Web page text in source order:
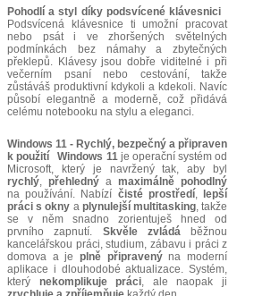
Pohodlí a styl díky podsvícené klávesnici
Podsvícená klávesnice ti umožní pracovat
nebo psát i ve zhoršených světelných
podmínkách bez námahy a zbytečných
překlepů. Klávesy jsou dobře viditelné i při
večerním psaní nebo cestování, takže
zůstáváš produktivní kdykoli a kdekoli. Navíc
působí elegantně a moderně, což přidává
celému notebooku na stylu a eleganci.
Windows 11 - Rychlý, bezpečný a připraven
k použití
Windows 11je operační systém od
Microsoft, který je navržený tak, aby byl
rychlý, přehledný a maximálně pohodlný
na používání. Nabízí čisté prostředí,
lepší
práci s okny a plynulejší multitasking, takže
se v něm snadno zorientuješ hned od
prvního zapnutí. Skvěle zvládáběžnou
kancelářskou práci, studium, zábavu i práci z
domova a je plně připravenýna moderní
aplikace i dlouhodobé aktualizace. Systém,
který nekomplikuje práci, ale naopak ji